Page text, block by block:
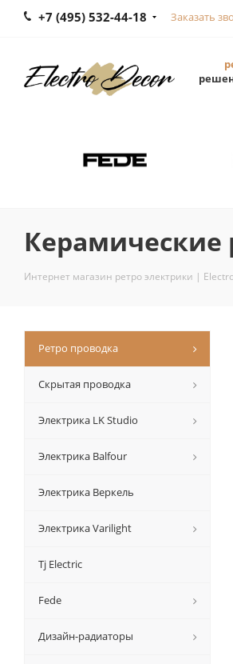
+7 (495) 532-44-18 Заказать
Керамические
Интернет магазин ретро электрики |
Ретро проводка
Скрытая проводка
Электрика LK Studio
Электрика Balfour
Электрика Веркель
Электрика Varilight
Tj Electric
Fede
Дизайн-радиаторы